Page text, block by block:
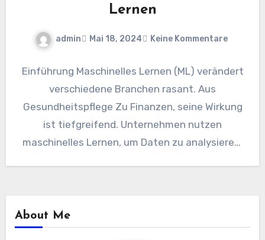
Lernen
admin Mai 18, 2024 Keine Kommentare
Einführung Maschinelles Lernen (ML) verändert
verschiedene Branchen rasant. Aus
Gesundheitspflege Zu Finanzen, seine Wirkung
ist tiefgreifend. Unternehmen nutzen
maschinelles Lernen, um Daten zu analysieren,
About Me